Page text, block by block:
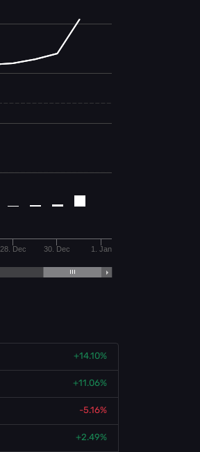
28. Dec 30. Dec 1. Jan
+14.10%
+11.06%
-5.16%
+2.49%